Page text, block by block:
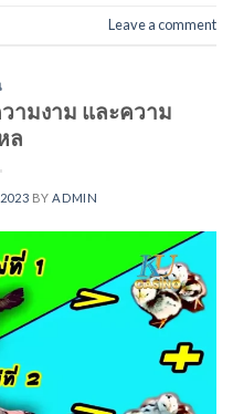
Leave a comment
ามงาม และความ
ล
BY ADMIN